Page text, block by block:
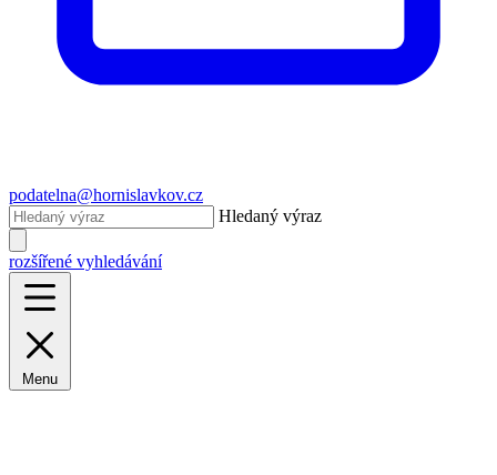
podatelna@hornislavkov.cz
Hledaný výraz
rozšířené vyhledávání
Menu